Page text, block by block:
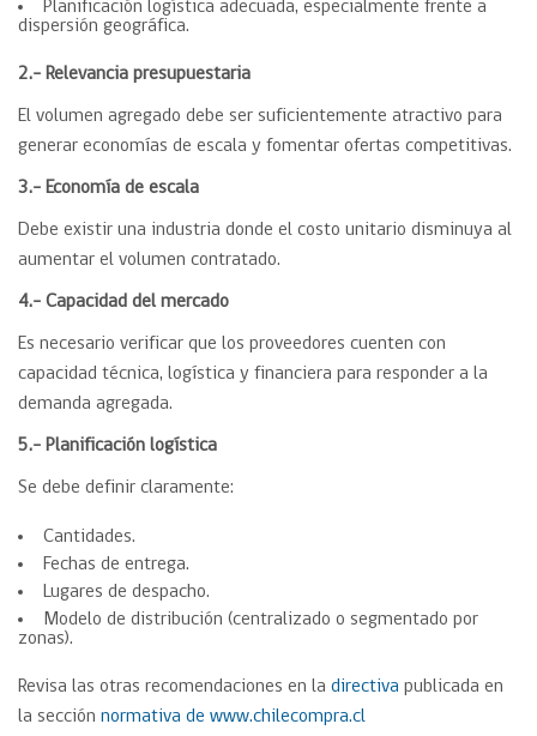
Planificación logística adecuada, especialmente frente a
dispersión geográfica.
2.- Relevancia presupuestaria
El volumen agregado debe ser suficientemente atractivo para
generar economías de escala y fomentar ofertas competitivas.
3.- Economía de escala
Debe existir una industria donde el costo unitario disminuya al
aumentar el volumen contratado.
4.- Capacidad del mercado
Es necesario verificar que los proveedores cuenten con
capacidad técnica, logística y financiera para responder a la
demanda agregada.
5.- Planificación logística
Se debe definir claramente:
Cantidades.
Fechas de entrega.
Lugares de despacho.
Modelo de distribución (centralizado o segmentado por
zonas).
Revisa las otras recomendaciones en la directiva publicada en
la sección normativa de www.chilecompra.cl